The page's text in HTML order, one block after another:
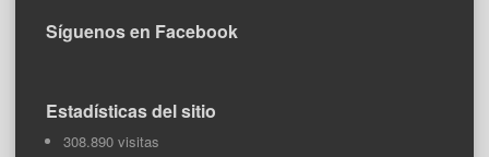
Síguenos en Facebook
Estadísticas del sitio
308.890 visitas